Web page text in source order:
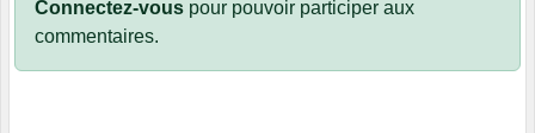
Connectez-vous pour pouvoir participer aux
commentaires.